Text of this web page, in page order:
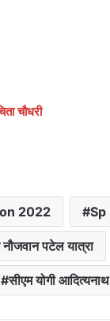
चौधरी
2022 Sp
पटेल यात्रा
सीएम योगी आदित्यनाथ